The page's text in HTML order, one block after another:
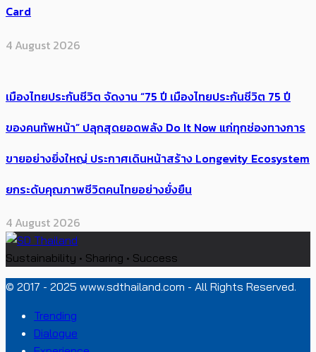
Card
4 August 2026
เมืองไทยประกันชีวิต จัดงาน “75 ปี เมืองไทยประกันชีวิต 75 ปี
ของคนทัพหน้า” ปลุกสุดยอดพลัง Do It Now แก่ทุกช่องทางการ
ขายอย่างยิ่งใหญ่ ประกาศเดินหน้าสร้าง Longevity Ecosystem
ยกระดับคุณภาพชีวิตคนไทยอย่างยั่งยืน
4 August 2026
Sustainability • Sharing • Success
© 2017 - 2025 www.sdthailand.com - All Rights Reserved.
Trending
Dialogue